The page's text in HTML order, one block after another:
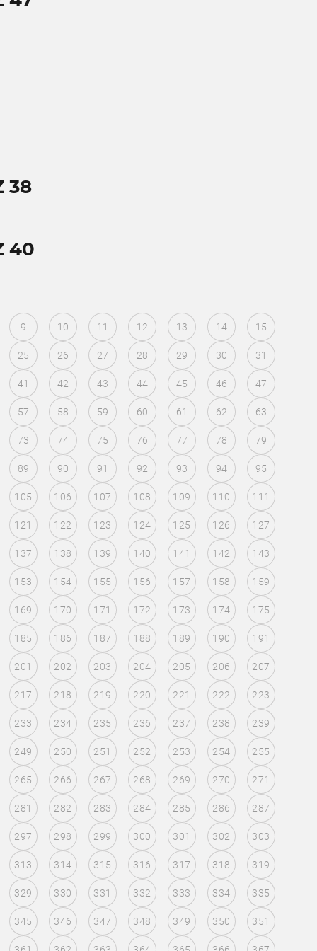
38
40
9 10 11 12 13 14 15
25 26 27 28 29 30 31
41 42 43 44 45 46 47
57 58 59 60 61 62 63
73 74 75 76 77 78 79
89 90 91 92 93 94 95
105 106 107 108 109 110 111
121 122 123 124 125 126 127
137 138 139 140 141 142 143
153 154 155 156 157 158 159
169 170 171 172 173 174 175
185 186 187 188 189 190 191
201 202 203 204 205 206 207
217 218 219 220 221 222 223
233 234 235 236 237 238 239
249 250 251 252 253 254 255
265 266 267 268 269 270 271
281 282 283 284 285 286 287
297 298 299 300 301 302 303
313 314 315 316 317 318 319
329 330 331 332 333 334 335
345 346 347 348 349 350 351